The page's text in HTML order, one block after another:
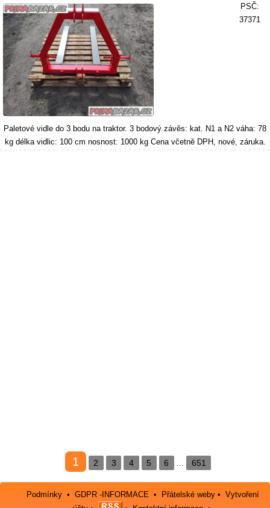
PSČ:
37371
Paletové vidle do 3 bodu na traktor. 3 bodový závěs: kat. N1 a N2 váha: 78
kg délka vidlic: 100 cm nosnost: 1000 kg Cena včetně DPH, nové, záruka.
1 2 3 4 5 6 651
Podmínky •GDPR -INFORMACE • Přátelské weby •Vytvoření